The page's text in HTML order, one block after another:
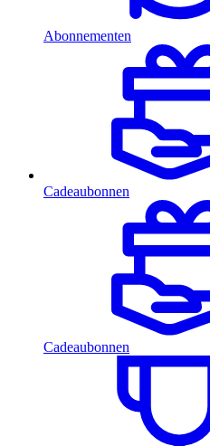
Abonnementen
Cadeaubonnen
Cadeaubonnen